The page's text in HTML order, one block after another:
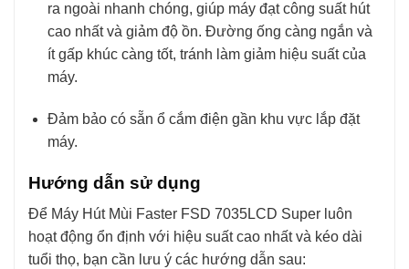
ra ngoài nhanh chóng, giúp máy đạt công suất hút
cao nhất và giảm độ ồn. Đường ống càng ngắn và
ít gấp khúc càng tốt, tránh làm giảm hiệu suất của
máy.
Đảm bảo có sẵn ổ cắm điện gần khu vực lắp đặt
máy.
Hướng dẫn sử dụng
Để Máy Hút Mùi Faster FSD 7035LCD Super luôn
hoạt động ổn định với hiệu suất cao nhất và kéo dài
tuổi thọ, bạn cần lưu ý các hướng dẫn sau: